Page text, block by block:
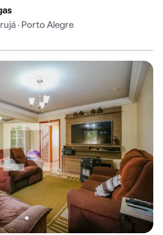
· Porto Alegre